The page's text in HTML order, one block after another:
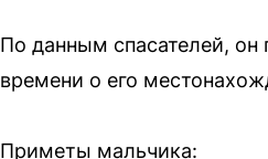
По данным спасателей, он
времени о его
Приметы мальчика: